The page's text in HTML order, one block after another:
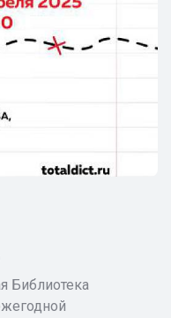
Библиотека